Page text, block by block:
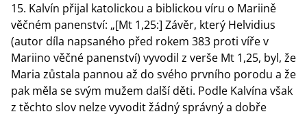
Kalvín přijal katolickou a biblickou víru o Mariině
věčném panenství: „[Mt 1,25:] Závěr, který Helvidius
(autor díla napsaného před rokem 383 proti víře v
Mariino věčné panenství) vyvodil z verše Mt 1,25, byl, že
Maria zůstala pannou až do svého prvního porodu a že
pak měla se svým mužem další děti. Podle Kalvína však
z těchto slov nelze vyvodit žádný správný a dobře